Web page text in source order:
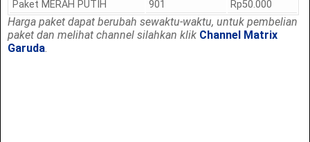
Paket MERAH PUTIH
901 Rp50.000
Harga paket dapat berubah sewaktu-waktu, untukpembelian
paket dan melihat channel silahkan klik Channel Matrix
Garuda.